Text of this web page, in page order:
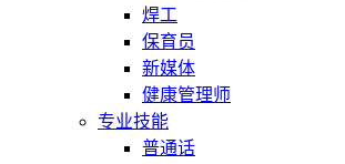
焊工
保育员
新媒体
健康管理师
专业技能
普通话